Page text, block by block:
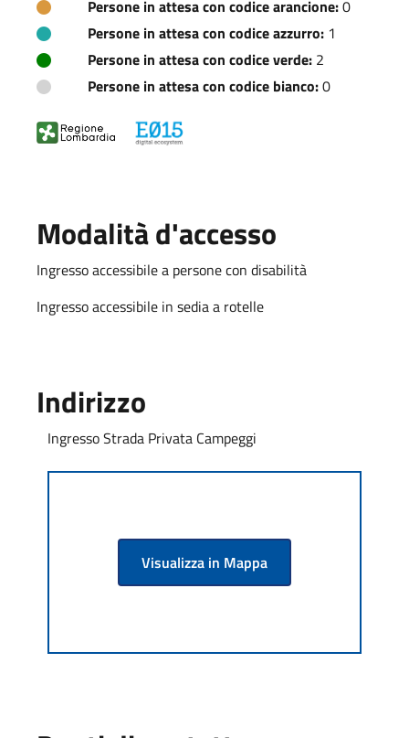
Persone in attesa con codice arancione:0
Persone in attesa con codice azzurro: 1
Persone in attesa con codice verde: 2
Persone in attesa con codice bianco:0
Modalità d'accesso
Ingresso accessibile a persone con disabilità
Ingresso accessibile in sedia a rotelle
Indirizzo
Ingresso Strada Privata Campeggi
Visualizza in Mappa